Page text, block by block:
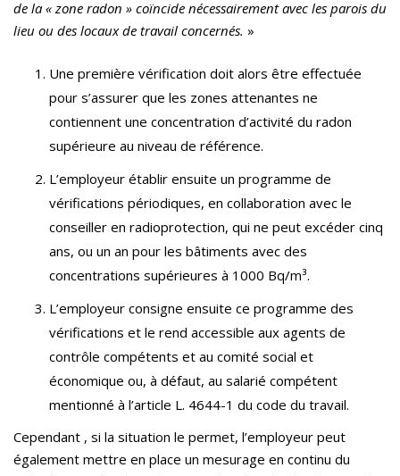
de la « zone radon » coïncide nécessairement avec les parois du
lieu ou des locaux de travail concernés. »
Une première vérification doit alors être effectuée
pour s’assurer que les zones attenantes ne
contiennent une concentration d’activité du radon
supérieure au niveau de référence.
L’employeur établir ensuite un programme de
vérifications périodiques, en collaboration avec le
conseiller en radioprotection, qui ne peut excéder cinq
ans, ou un an pour les bâtiments avec des
concentrations supérieures à 1000 Bq/m³.
L’employeur consigne ensuite ce programme des
vérifications et le rend accessible aux agents de
contrôle compétents et au comité social et
économique ou, à défaut, au salarié compétent
mentionné à l’article L. 4644-1 du code du travail.
Cependant , si la situation le permet, l’employeur peut
également mettre en place un mesurage en continu du